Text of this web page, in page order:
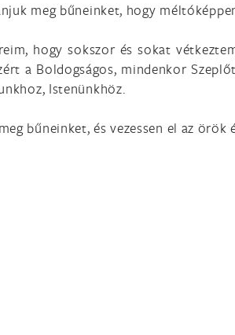
meg bűneinket, hogy
hogy sokszor és sokat
a Boldogságos, mindenkor
Istenünkhöz.
bűneinket, és vezessen el az örök